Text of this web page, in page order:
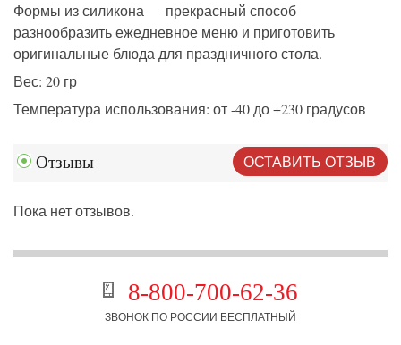
Формы из силикона — прекрасный способ
разнообразить ежедневное меню и приготовить
оригинальные блюда для праздничного стола.
Вес: 20 гр
Температура использования: от -40 до +230 градусов
Отзывы ОСТАВИТЬ ОТЗЫВ
Пока нет отзывов.
8-800-700-62-36
ЗВОНОК ПО РОССИИ БЕСПЛАТНЫЙ